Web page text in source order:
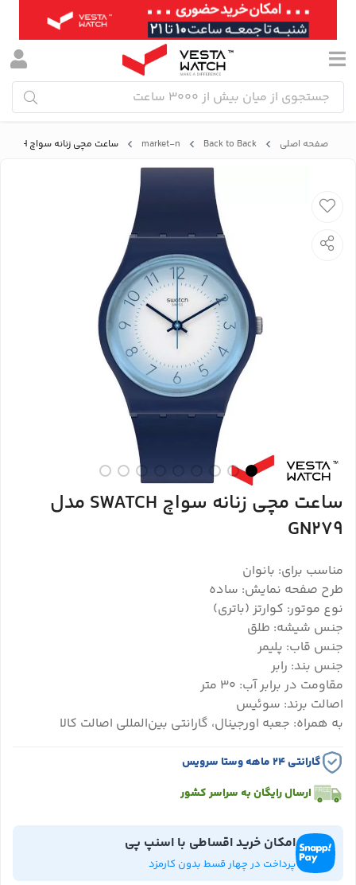
صفحه اصلی Back to Back
market-n ساعت مچی زنانه سواچ SWATCH مدل GN279
ساعت مچی زنانه سواچ SWATCH مدل
GN279
مناسب برای: بانوان
طرح صفحه نمایش: ساده
نوع موتور: کوارتز (باتری)
جنس شیشه: طلق
جنس قاب: پلیمر
جنس بند: رابر
مقاومت در برابر آب: 30 متر
اصالت برند: سوئیس
به همراه: جعبه اورجینال، گارانتی بین‌المللی اصالت کالا
گارانتی ۲۴ ماهه وستا سرویس
ارسال رایگان به سراسر کشور
امکان خرید اقساطی با اسنپ پی
پرداخت در چهار قسط بدون کارمزد